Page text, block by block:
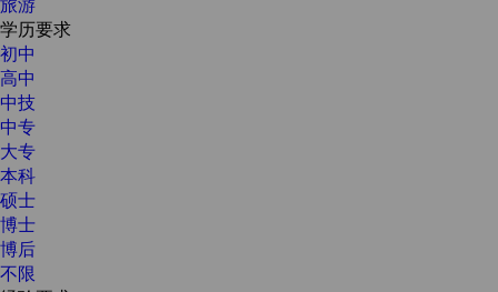
学历要求
初中
高中
中技
中专
大专
本科
硕士
博士
博后
不限